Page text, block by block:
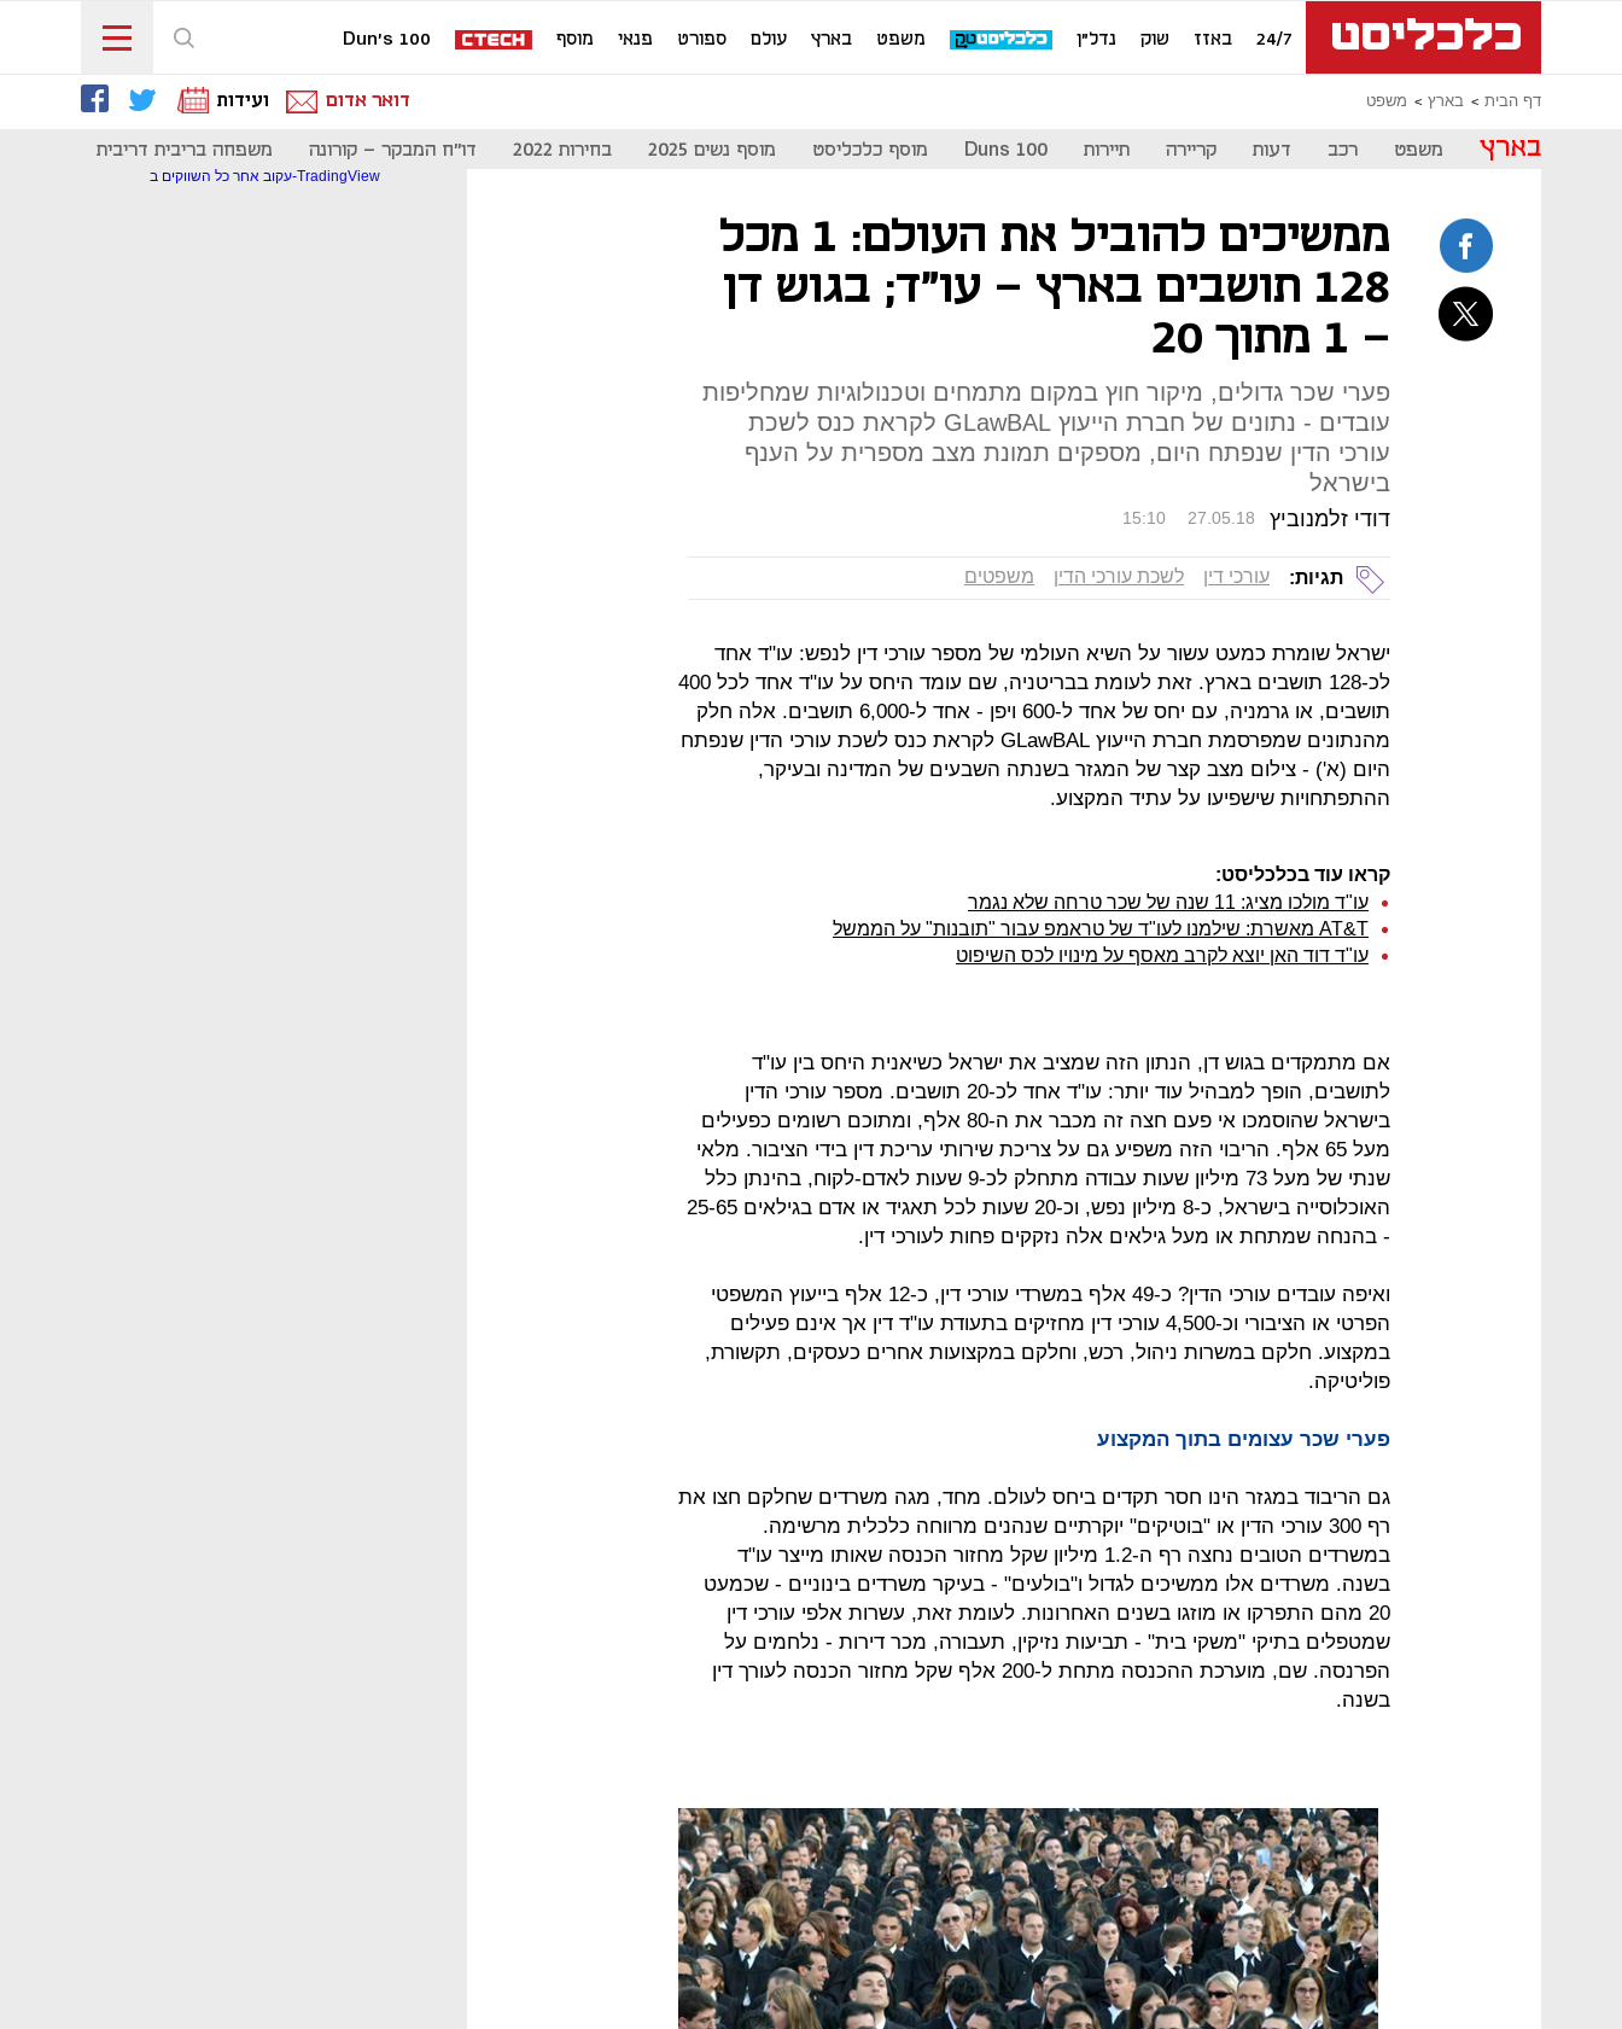
24/7 באזז שוק נדל"ן משפט בארץ עולם ספורט פנאי מוסף Dun's 100
דף הבית בארץ משפט דואר אדום ועידות
בארץ משפט רכב דעות קריירה תיירות Duns 100 מוסף כלכליסט מוסף נשים 2025 בחירות 2022 דו"ח המבקר - קורונה משפחה בריבית דריבית
ממשיכים להוביל את העולם: 1 מכל
128 תושבים בארץ - עו"ד; בגוש דן
- 1 מתוך 20
פערי שכר גדולים, מיקור חוץ במקום מתמחים וטכנולוגיות שמחליפות
עובדים - נתונים של חברת הייעוץ GLawBAL לקראת כנס לשכת
עורכי הדין שנפתח היום, מספקים תמונת מצב מספרית על הענף
בישראל
דודי זלמנוביץ 15:10 27.05.18
תגיות: עורכי דין לשכת עורכי הדין משפטים
ישראל שומרת כמעט עשור על השיא העולמי של מספר עורכי דין לנפש: עו"ד אחד
לכ-128 תושבים בארץ. זאת לעומת בבריטניה, שם עומד היחס על עו"ד אחד לכל 400
תושבים, או גרמניה, עם יחס של אחד ל-600 ויפן - אחד ל-6,000 תושבים. אלה חלק
מהנתונים שמפרסמת חברת הייעוץ GLawBAL לקראת כנס לשכת עורכי הדין שנפתח
היום (א') - צילום מצב קצר של המגזר בשנתה השבעים של המדינה ובעיקר,
ההתפתחויות שישפיעו על עתיד המקצוע.
קראו עוד בכלכליסט:
עו"ד מולכו מציג: 11 שנה של שכר טרחה שלא נגמר
AT&T מאשרת: שילמנו לעו"ד של טראמפ עבור "תובנות" על הממשל
עו"ד דוד האן יוצא לקרב מאסף על מינויו לכס השיפוט
אם מתמקדים בגוש דן, הנתון הזה שמציב את ישראל כשיאנית היחס בין עו"ד
לתושבים, הופך למבהיל עוד יותר: עו"ד אחד לכ-20 תושבים. מספר עורכי הדין
בישראל שהוסמכו אי פעם חצה זה מכבר את ה-80 אלף, ומתוכם רשומים כפעילים
מעל 65 אלף. הריבוי הזה משפיע גם על צריכת שירותי עריכת דין בידי הציבור. מלאי
שנתי של מעל 73 מיליון שעות עבודה מתחלק לכ-9 שעות לאדם-לקוח, בהינתן כלל
האוכלוסייה בישראל, כ-8 מיליון נפש, וכ-20 שעות לכל תאגיד או אדם בגילאים 25-65
- בהנחה שמתחת או מעל גילאים אלה נזקקים פחות לעורכי דין.
ואיפה עובדים עורכי הדין? כ-49 אלף במשרדי עורכי דין, כ-12 אלף בייעוץ המשפטי
הפרטי או הציבורי וכ-4,500 עורכי דין מחזיקים בתעודת עו"ד דין אך אינם פעילים
במקצוע. חלקם במשרות ניהול, רכש, וחלקם במקצועות אחרים כעסקים, תקשורת,
פוליטיקה.
פערי שכר עצומים בתוך המקצוע
גם הריבוד במגזר הינו חסר תקדים ביחס לעולם. מחד, מגה משרדים שחלקם חצו את
רף 300 עורכי הדין או "בוטיקים" יוקרתיים שנהנים מרווחה כלכלית מרשימה.
במשרדים הטובים נחצה רף ה-1.2 מיליון שקל מחזור הכנסה שאותו מייצר עו"ד
בשנה. משרדים אלו ממשיכים לגדול ו"בולעים" - בעיקר משרדים בינוניים - שכמעט
20 מהם התפרקו או מוזגו בשנים האחרונות. לעומת זאת, עשרות אלפי עורכי דין
שמטפלים בתיקי "משקי בית" - תביעות נזיקין, תעבורה, מכר דירות - נלחמים על
הפרנסה. שם, מוערכת ההכנסה מתחת ל-200 אלף שקל מחזור הכנסה לעורך דין
בשנה.
עקוב אחר כל השווקים ב-TradingView